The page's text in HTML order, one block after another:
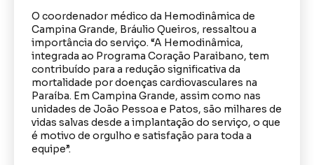
O coordenador médico da Hemodinâmica de
Campina Grande, Bráulio Queiros, ressaltou a
importância do serviço. “A Hemodinâmica,
integrada ao Programa Coração Paraibano, tem
contribuído para a redução significativa da
mortalidade por doenças cardiovasculares na
Paraíba. Em Campina Grande, assim como nas
unidades de João Pessoa e Patos, são milhares de
vidas salvas desde a implantação do serviço, o que
é motivo de orgulho e satisfação para toda a
equipe”.